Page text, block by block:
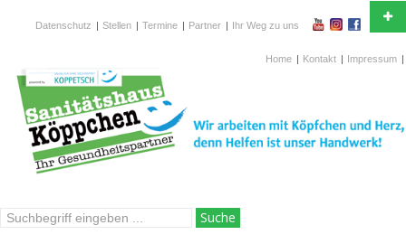
Ihr Partner in Gesundheitsfragen und in der
Hotline
02 12 / 2 67 760
Ihr Weg zu uns
Partner |
Termine |
Stellen |
Datenschutz |
Impressum |
Kontakt |
Home |